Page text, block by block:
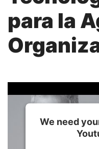
para la
We need